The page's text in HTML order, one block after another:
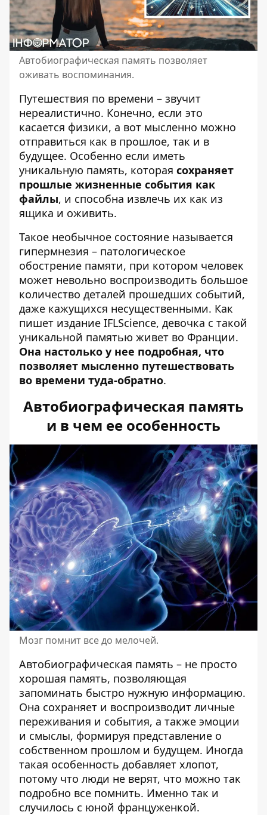
Автобиографическая память позволяет
оживать воспоминания.
Путешествия по времени – звучит
нереалистично. Конечно, если это
касается физики, а вот мысленно можно
отправиться как в прошлое, так и в
будущее. Особенно если иметь
уникальную память, которая сохраняет
прошлые жизненные события как
файлы, и способна извлечь их как из
ящика и оживить.
Такое необычное состояние называется
гипермнезия – патологическое
обострение памяти, при котором человек
может невольно воспроизводить большое
количество деталей прошедших событий,
даже кажущихся несущественными. Как
пишет издание IFLScience, девочка с такой
уникальной памятью живет во Франции.
Она настолько у нее подробная, что
позволяет мысленно путешествовать
во времени туда-обратно.
Автобиографическая память
и в чем ее особенность
Мозг помнит все до мелочей.
Автобиографическая память – не просто
хорошая память, позволяющая
запоминать быстро нужную информацию.
Она сохраняет и воспроизводит личные
переживания и события, а также эмоции
и смыслы, формируя представление о
собственном прошлом и будущем. Иногда
такая особенность добавляет хлопот,
потому что люди не верят, что можно так
подробно все помнить. Именно так и
случилось с юной француженкой.